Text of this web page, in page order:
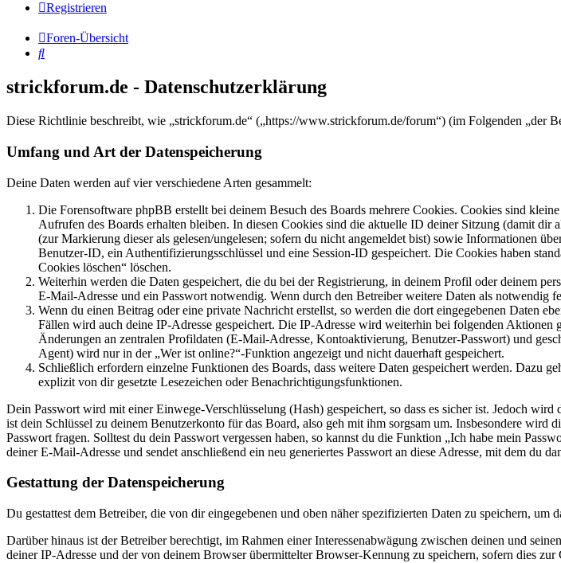
Registrieren
Foren-Übersicht
Suche
strickforum.de - Datenschutzerklärung
Diese Richtlinie beschreibt, wie „strickforum.de“ („https://www.strickforum.de/forum“) (im Folgenden „der
Umfang und Art der Datenspeicherung
Deine Daten werden auf vier verschiedene Arten gesammelt:
Die Forensoftware phpBB erstellt bei deinem Besuch des Boards mehrere Cookies. Cookies sind
Aufrufen des Boards erhalten bleiben. In diesen Cookies sind die aktuelle ID deiner Sitzung (damit
(zur Markierung dieser als gelesen/ungelesen; sofern du nicht angemeldet bist) sowie Informationen
Benutzer-ID, ein Authentifizierungsschlüssel und eine Session-ID gespeichert. Die Cookies haben
Cookies löschen“ löschen.
Weiterhin werden die Daten gespeichert, die du bei der Registrierung, in deinem Profil oder deinem
E-Mail-Adresse und ein Passwort notwendig. Wenn durch den Betreiber weitere Daten als notwendig
Wenn du einen Beitrag oder eine private Nachricht erstellst, so werden die dort eingegebenen Daten
Fällen wird auch deine IP-Adresse gespeichert. Die IP-Adresse wird weiterhin bei folgenden
Änderungen an zentralen Profildaten (E-Mail-Adresse, Kontoaktivierung, Benutzer-Passwort) und
Agent) wird nur in der „Wer ist online?“-Funktion angezeigt und nicht dauerhaft gespeichert.
Schließlich erfordern einzelne Funktionen des Boards, dass weitere Daten gespeichert werden. Dazu
explizit von dir gesetzte Lesezeichen oder Benachrichtigungsfunktionen.
Dein Passwort wird mit einer Einwege-Verschlüsselung (Hash) gespeichert, so dass es sicher ist. Jedoch
ist dein Schlüssel zu deinem Benutzerkonto für das Board, also geh mit ihm sorgsam um. Insbesondere
Passwort fragen. Solltest du dein Passwort vergessen haben, so kannst du die Funktion „Ich habe mein
deiner E-Mail-Adresse und sendet anschließend ein neu generiertes Passwort an diese Adresse, mit dem du
Gestattung der Datenspeicherung
Du gestattest dem Betreiber, die von dir eingegebenen und oben näher spezifizierten Daten zu speichern, um
Darüber hinaus ist der Betreiber berechtigt, im Rahmen einer Interessenabwägung zwischen deinen und
deiner IP-Adresse und der von deinem Browser übermittelter Browser-Kennung zu speichern, sofern dies